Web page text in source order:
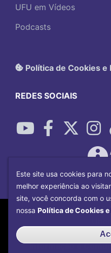
UFU em Vídeos
Podcasts
Política de Cookies e
REDES SOCIAIS
Copyright©2026
Desenvolvido por
Informação e
Este site usa cookies para
melhor experiência ao
site, você concorda com o
nossa Política de Cookies